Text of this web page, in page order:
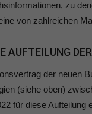
zu
von zahlreichen
AUFTEILUNG
der neuen
(siehe oben)
für diese Aufteilung